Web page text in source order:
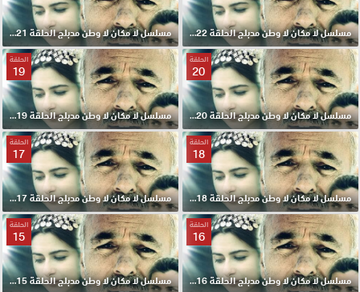
مسلسل لا مكان لا وطن مدبلج الحلقة 22 HD مسلسل لا مكان لا وطن مدبلج الحلقة 21 HD
الحلقة
20
مسلسل لا مكان لا وطن مدبلج الحلقة 20 HD
الحلقة
19
مسلسل لا مكان لا وطن مدبلج الحلقة 19 HD
الحلقة
18
مسلسل لا مكان لا وطن مدبلج الحلقة 18 HD
الحلقة
17
مسلسل لا مكان لا وطن مدبلج الحلقة 17 HD
الحلقة
16
مسلسل لا مكان لا وطن مدبلج الحلقة 16 HD
الحلقة
15
مسلسل لا مكان لا وطن مدبلج الحلقة 15 HD